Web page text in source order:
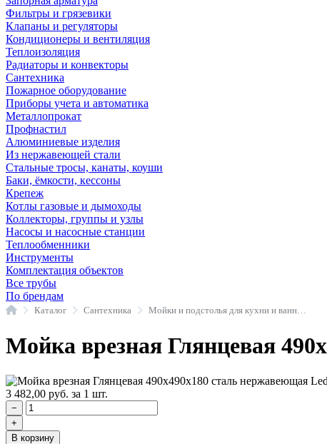
Фильтры и грязевики
Клапаны и регуляторы
Кондиционеры и вентиляция
Теплоизоляция
Радиаторы и конвекторы
Сантехника
Пожарное оборудование
Приборы учета и автоматика
Металлопрокат
Профнастил
Алюминиевые изделия
Из нержавеющей стали
Стальные тросы, канаты, коуши
Баки, ёмкости, кессоны
Крепеж
Котлы газовые и дымоходы
Коллекторы, группы и узлы
Насосы и насосные станции
Теплообменники
Инструменты
Комплектация объектов
Все трубы
По брендам
ГлавнаяКаталог Сантехника
Мойка врезная Глянцевая
3 482,00 руб. за 1 шт.
−
+
В корзину